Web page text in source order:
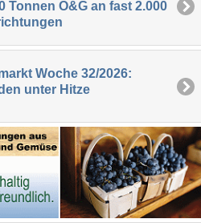
Tonnen O&G an fast 2.000
Woche 32/2026:
unter Hitze